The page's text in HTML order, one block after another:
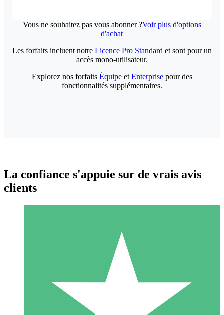
Vous ne souhaitez pas vous abonner ?Voir plus d'options
d'achat
Packs de Crédits Individuels
Payez à l'utilisation avec des crédits de téléchargement. Sans
Les forfaits incluent notre Licence Pro Standard et sont pour un
accès mono-utilisateur.
Explorez nos forfaits Équipeet Enterprisepour des
fonctionnalités supplémentaires.
La confiance s'appuie sur de vrais avis
clients